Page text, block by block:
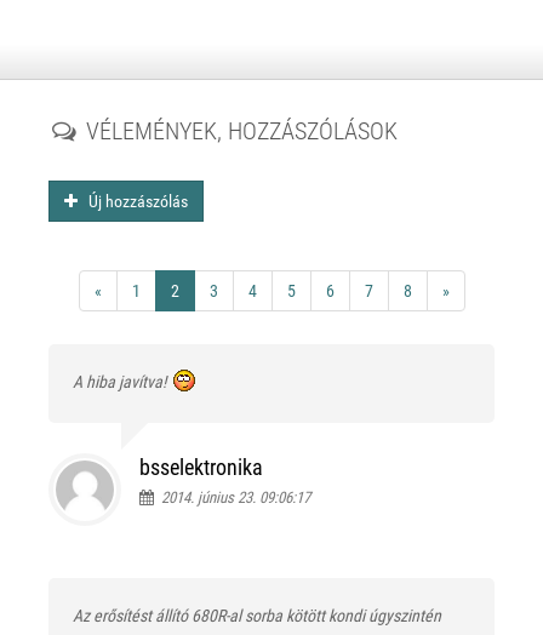
VÉLEMÉNYEK, HOZZÁSZÓLÁSOK
Új hozzászólás
« 1 2 3 4 5 6 7 8 »
A hiba javítva!
bsselektronika
2014. június 23. 09:06:17
Az erősítést állító 680R-al sorba kötött kondi úgyszintén